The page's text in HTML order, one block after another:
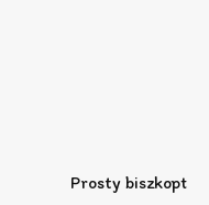
Prosty biszkopt